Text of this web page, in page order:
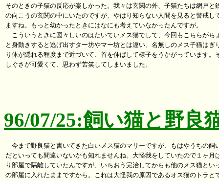
そのときの子猫の反応が楽しかった。我々は玄関の外、子猫たちは網戸と
の向こうの玄関の中にいたのですが、やはり知らない人間を見ると警戒し
ますね。もっと幼かったときにはなにも考えていなかったんですが。
こういうときに図々しいのはたいていメス猫でして、今回もこちらがち
と身動きすると逃げ出すター坊やマー坊とは違い、名無しのメス子猫はぎ
り体が隠れる程度まで近づいて、首を伸ばして様子をうかがっています。
しぐさが可愛くて、思わず苦笑してしまいました。
96/07/25:飼い猫と野良
今まで野良猫と書いてきた白いメス猫のマリーですが、もはやうちの飼
だといっても間違いないかも知れませんね。大怪我をしていたので１ヶ月
り部屋で隔離していたんですが、いちおう完治してからも他のメス猫とい
の部屋に入れたままですから。これは大怪我の原因であるオス猫のトラと